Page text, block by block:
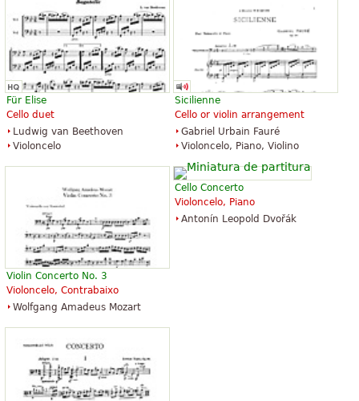
Cello, Viola, Double Bass, Violin
Baerenreiter Verlag
Baerenreiter Verlag
Eine Kleine Nachtmusik
Flute, Piano, Violin
Für Elise
Cello duet
Ludwig van Beethoven
Violoncelo
Sicilienne
Cello or violin arrangement
Gabriel Urbain Fauré
Violoncelo, Piano, Violino
Violin Concerto No. 3
Violoncelo, Contrabaixo
Wolfgang Amadeus Mozart
Cello Concerto
Violoncelo, Piano
Antonín Leopold Dvořák